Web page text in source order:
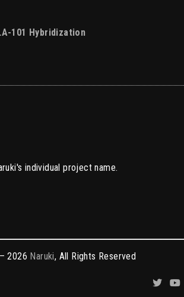
101 Hybridization
individual project name.
2026 Naruki, All Rights Reserved